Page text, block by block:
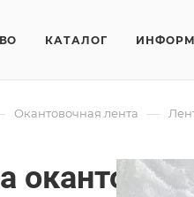
КАТАЛОГ
Окантовочная лента —